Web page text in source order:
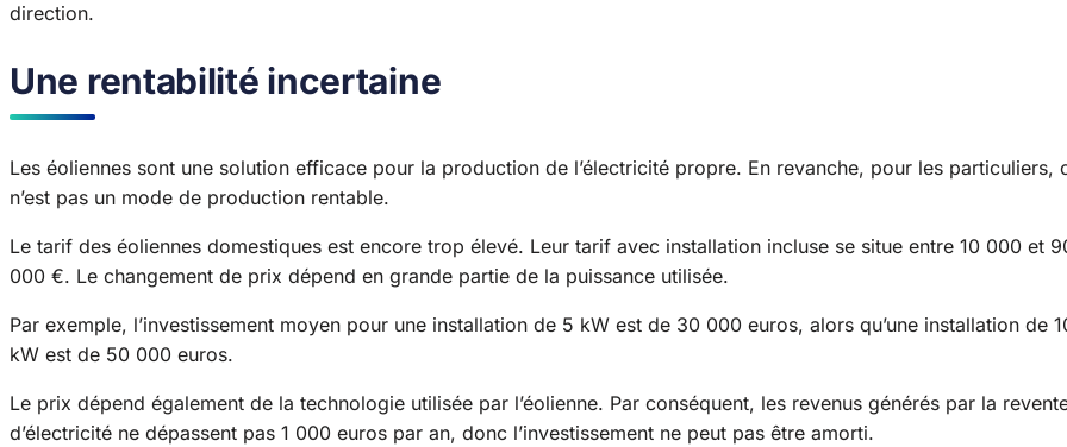
direction.
Une rentabilité incertaine
Les éoliennes sont une solution efficace pour la production de l’électricité propre. En revanche, pour les particuliers,
n’est pas un mode de production rentable.
Le tarif des éoliennes domestiques est encore trop élevé. Leur tarif avec installation incluse se situe entre 10 000 et
000 €. Le changement de prix dépend en grande partie de la puissance utilisée.
Par exemple, l’investissement moyen pour une installation de 5 kW est de 30 000 euros, alors qu’une installation de
kW est de 50 000 euros.
Le prix dépend également de la technologie utilisée par l’éolienne. Par conséquent, les revenus générés par la
d’électricité ne dépassent pas 1 000 euros par an, donc l’investissement ne peut pas être amorti.